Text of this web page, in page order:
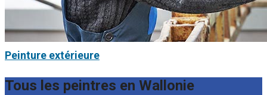
Peinture extérieure
Tous les peintres en Wallonie